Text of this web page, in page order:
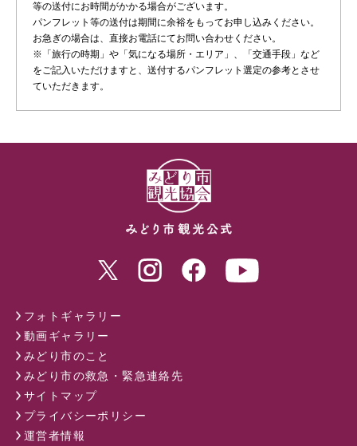
等の送付にお時間がかかる場合がございます。
パンフレット等の送付は期間に余裕をもってお申し込みください。
お急ぎの場合は、直接お電話にてお問い合わせください。
※「旅行の時期」や「気になる場所・エリア」、「交通手段」など
をご記入いただけますと、送付するパンフレット選定の参考とさせ
ていただきます。
フォトギャラリー
動画ギャラリー
みどり市のこと
みどり市の救急・緊急連絡先
サイトマップ
プライバシーポリシー
運営者情報